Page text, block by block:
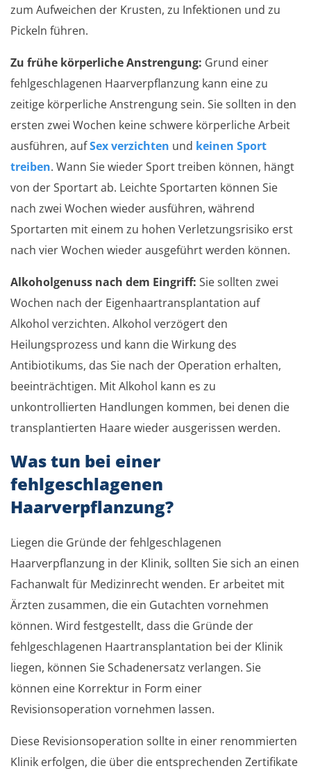
zum Aufweichen der Krusten, zu Infektionen und zu
Pickeln führen.
Zu frühe körperliche Anstrengung: Grund einer
fehlgeschlagenen Haarverpflanzung kann eine zu
zeitige körperliche Anstrengung sein. Sie sollten in den
ersten zwei Wochen keine schwere körperliche Arbeit
ausführen, aufSex verzichten und keinen Sport
treiben. Wann Sie wieder Sport treiben können, hängt
von der Sportart ab. Leichte Sportarten können Sie
nach zwei Wochen wieder ausführen, während
Sportarten mit einem zu hohen Verletzungsrisiko erst
nach vier Wochen wieder ausgeführt werden können.
Alkoholgenuss nach dem Eingriff: Sie sollten zwei
Wochen nach der Eigenhaartransplantation auf
Alkohol verzichten. Alkohol verzögert den
Heilungsprozess und kann die Wirkung des
Antibiotikums, das Sie nach der Operation erhalten,
beeinträchtigen. Mit Alkohol kann es zu
unkontrollierten Handlungen kommen, bei denen die
transplantierten Haare wieder ausgerissen werden.
Was tun bei einer
fehlgeschlagenen
Haarverpflanzung?
Liegen die Gründe der fehlgeschlagenen
Haarverpflanzung in der Klinik, sollten Sie sich an einen
Fachanwalt für Medizinrecht wenden. Er arbeitet mit
Ärzten zusammen, die ein Gutachten vornehmen
können. Wird festgestellt, dass die Gründe der
fehlgeschlagenen Haartransplantation bei der Klinik
liegen, können Sie Schadenersatz verlangen. Sie
können eine Korrektur in Form einer
Revisionsoperation vornehmen lassen.
Diese Revisionsoperation sollte in einer renommierten
Klinik erfolgen, die über die entsprechenden Zertifikate